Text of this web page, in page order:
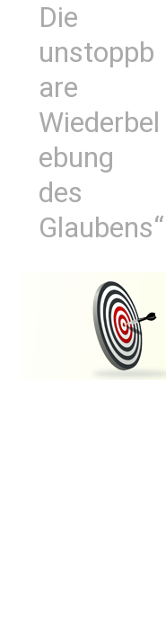
Die
unstoppb
are
Wiederbel
ebung
des
Glaubens“